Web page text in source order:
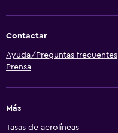
Contactar
Ayuda/Preguntas frecuentes
Prensa
Más
Tasas de aerolíneas